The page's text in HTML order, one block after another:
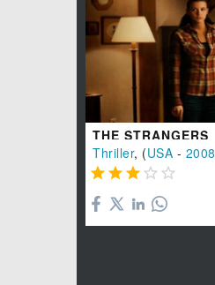
THE STRANGERS
Thriller, (USA - 2008
    